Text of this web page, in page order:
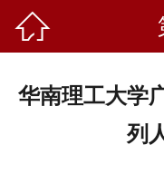

华南理工大学
列